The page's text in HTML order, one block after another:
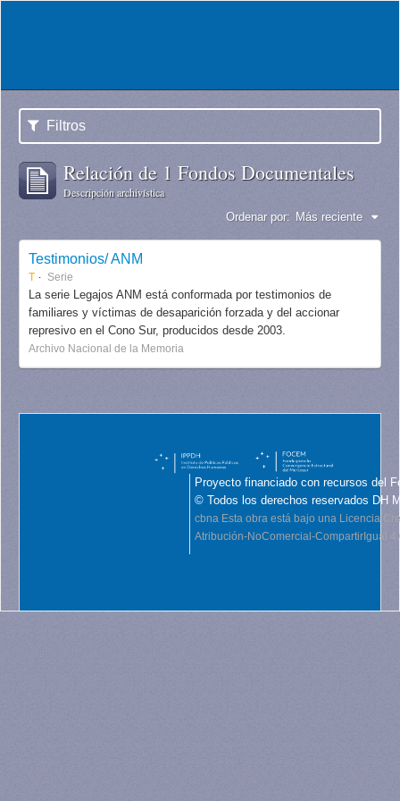
Filtros
Relación de 1 Fondos Documentales
Descripción archivística
Ordenar por: Más reciente
Testimonios/ ANM
T Serie
La serie Legajos ANM está conformada por testimonios de
familiares y víctimas de desaparición forzada y del accionar
represivo en el Cono Sur, producidos desde 2003.
Archivo Nacional de la Memoria
Proyecto financiado con recursos del
© Todos los derechos reservados DH
cbna Esta obra está bajo una Licencia
Atribución-NoComercial-CompartirIgual